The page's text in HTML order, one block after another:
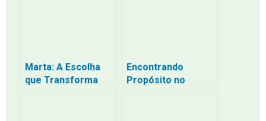
Marta: A Escolha
que Transforma
Encontrando
Propósito no